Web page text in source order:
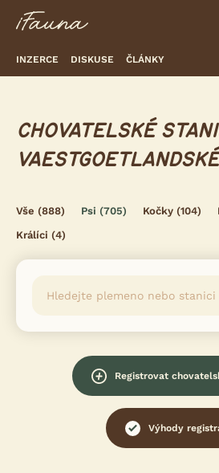
INZERCE DISKUSE ČLÁNKY
CHOVATELSKÉ
Vše (888) Psi (705) Kočky (104)
Králíci (4)
Registrovat
Výhody